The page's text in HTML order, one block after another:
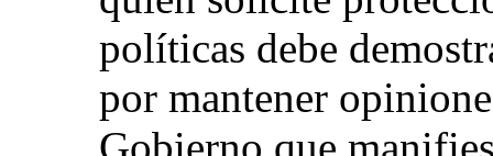
políticas debe
por mantener